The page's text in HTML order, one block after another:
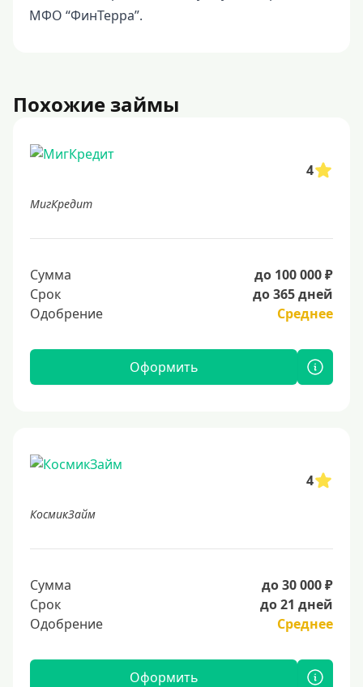
МФО “ФинТерра”.
Похожие займы
4
МигКредит
Сумма
до 100 000 ₽
Срок
до 365 дней
Одобрение
Среднее
Оформить
4
КосмикЗайм
Сумма
до 30 000 ₽
Срок
до 21 дней
Одобрение
Среднее
Оформить